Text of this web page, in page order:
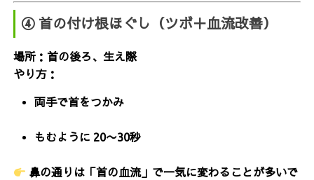
④ 首の付け根ほぐし（ツボ＋血流改善）
場所：首の後ろ、生え際
やり方：
両手で首をつかみ
もむように 20〜30秒
鼻の通りは「首の血流」で一気に変わることが多いで